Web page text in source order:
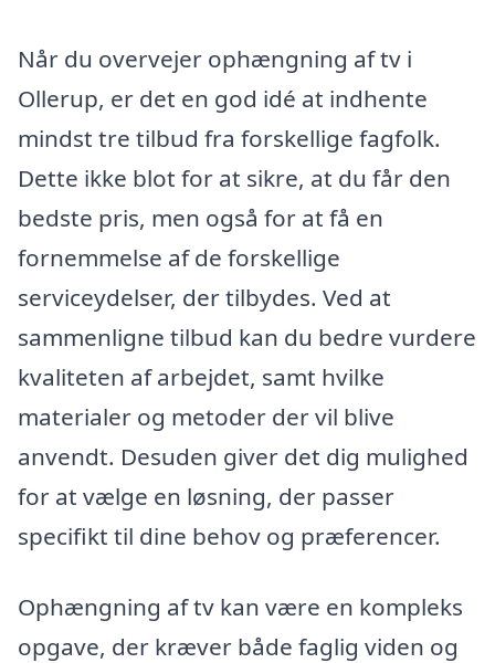
Når du overvejer ophængning af tv i
Ollerup, er det en god idé at indhente
mindst tre tilbud fra forskellige fagfolk.
Dette ikke blot for at sikre, at du får den
bedste pris, men også for at få en
fornemmelse af de forskellige
serviceydelser, der tilbydes. Ved at
sammenligne tilbud kan du bedre vurdere
kvaliteten af arbejdet, samt hvilke
materialer og metoder der vil blive
anvendt. Desuden giver det dig mulighed
for at vælge en løsning, der passer
specifikt til dine behov og præferencer.
Ophængning af tv kan være en kompleks
opgave, der kræver både faglig viden og